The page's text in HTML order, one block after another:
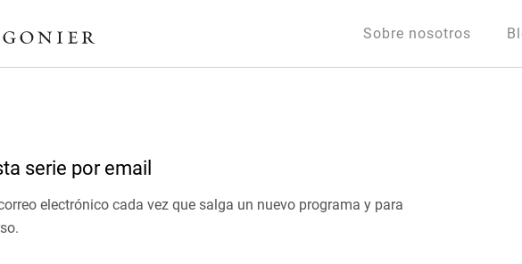
Sobre nosotros
serie por email
electrónico cada vez que salga un nuevo programa y para